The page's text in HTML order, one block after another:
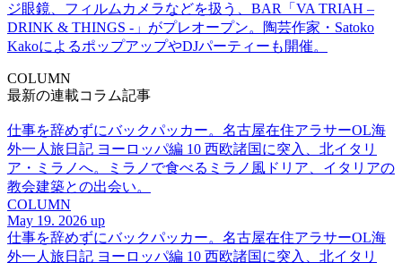
ジ眼鏡、フィルムカメラなどを扱う、BAR「VA TRIAH –
DRINK & THINGS -」がプレオープン。陶芸作家・Satoko
KakoによるポップアップやDJパーティーも開催。
COLUMN
最新の連載コラム記事
仕事を辞めずにバックパッカー。名古屋在住アラサーOL海
外一人旅日記 ヨーロッパ編 10 西欧諸国に突入、北イタリ
ア・ミラノへ。ミラノで食べるミラノ風ドリア、イタリアの
教会建築との出会い。
COLUMN
May 19. 2026 up
仕事を辞めずにバックパッカー。名古屋在住アラサーOL海
外一人旅日記 ヨーロッパ編 10 西欧諸国に突入、北イタリ